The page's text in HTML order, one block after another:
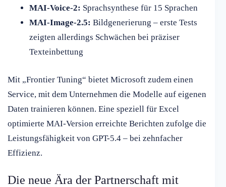
MAI-Voice-2: Sprachsynthese für 15 Sprachen
MAI-Image-2.5: Bildgenerierung – erste Tests
zeigten allerdings Schwächen bei präziser
Texteinbettung
Mit „Frontier Tuning“ bietet Microsoft zudem einen
Service, mit dem Unternehmen die Modelle auf eigenen
Daten trainieren können. Eine speziell für Excel
optimierte MAI-Version erreichte Berichten zufolge die
Leistungsfähigkeit von GPT-5.4 – bei zehnfacher
Effizienz.
Die neue Ära der Partnerschaft mit